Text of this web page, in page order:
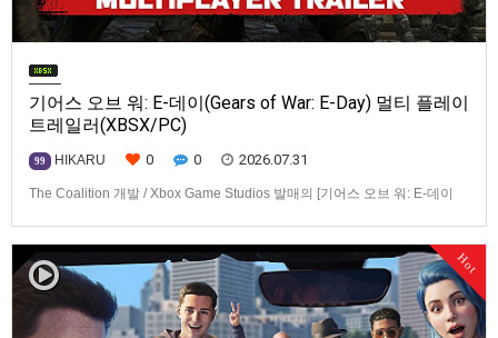
기어스 오브 워: E-데이(Gears of War: E-Day) 멀티 플레이
트레일러(XBSX/PC)
99 HIKARU 0 0 2026.07.31
The Coalition 개발 / Xbox Game Studios 발매의 [기어스 오브 워: E-데이
Hot